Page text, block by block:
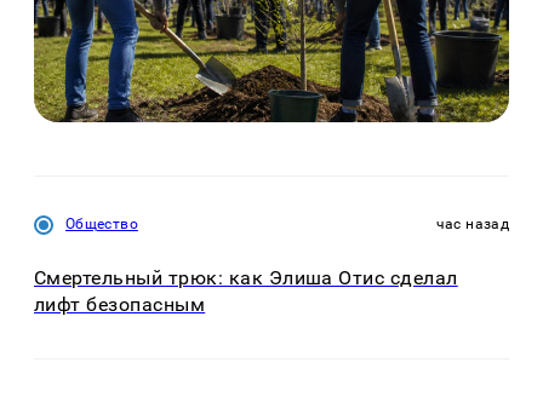
Общество час назад
Смертельный трюк: как Элиша Отис сделал
лифт безопасным